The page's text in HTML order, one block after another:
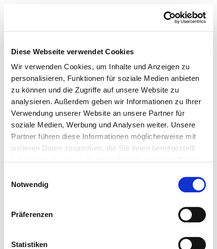
Diese Webseite verwendet Cookies
Wir verwenden Cookies, um Inhalte und Anzeigen zu
personalisieren, Funktionen für soziale Medien anbieten
zu können und die Zugriffe auf unsere Website zu
analysieren. Außerdem geben wir Informationen zu Ihrer
Verwendung unserer Website an unsere Partner für
soziale Medien, Werbung und Analysen weiter. Unsere
Partner führen diese Informationen möglicherweise mit
weiteren Daten zusammen, die Sie ihnen bereitgestellt
Notwendig
Präferenzen
Statistiken